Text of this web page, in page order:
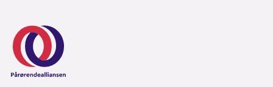
Pårørendealliansen